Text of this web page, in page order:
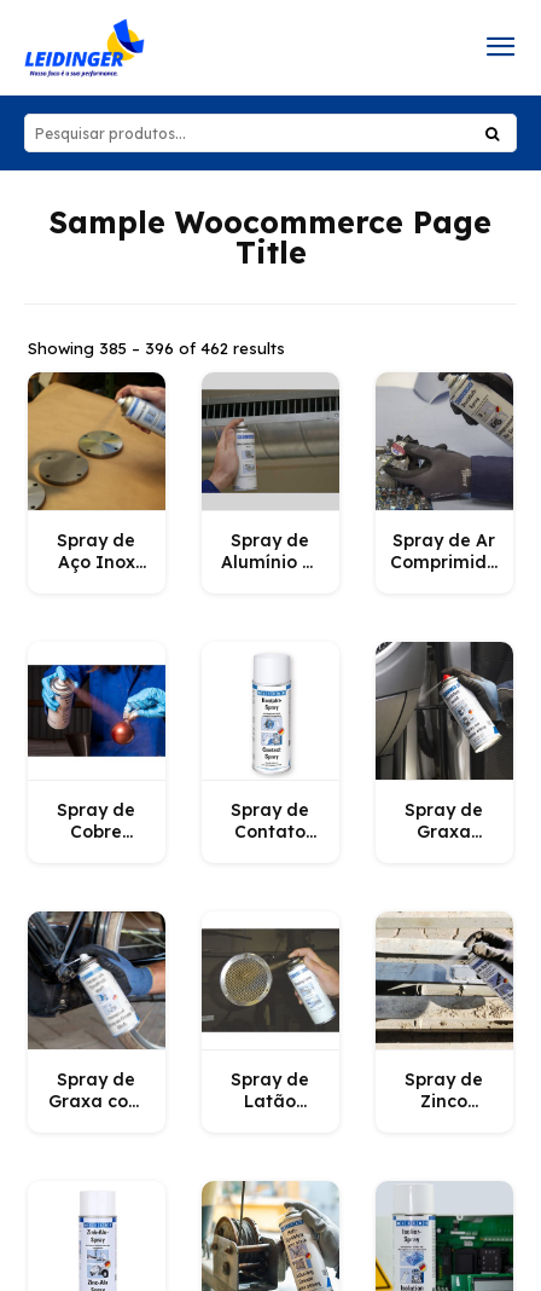
Sample Woocommerce Page
Title
Showing 385 – 396 of 462 results
Spray de
Aço Inox
Spray de
Alumínio A-
Spray de Ar
Comprimido
Spray de
Cobre
Spray de
Contato
Spray de
Graxa
Spray de
Graxa com
Spray de
Latão
Spray de
Zinco